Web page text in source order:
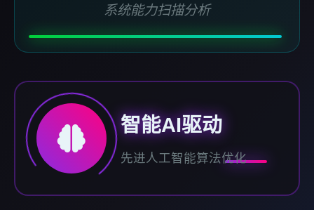
系统能力扫描分析
智能AI驱动
先进人工智能算法优化